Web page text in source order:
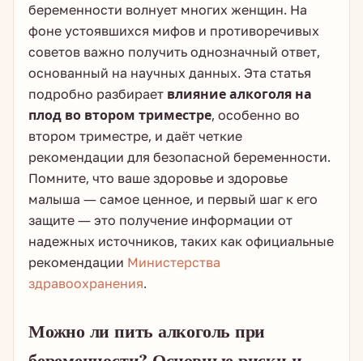
беременности волнует многих женщин. На
фоне устоявшихся мифов и противоречивых
советов важно получить однозначный ответ,
основанный на научных данных. Эта статья
подробно разбирает влияние алкоголя на
плод во втором триместре, особенно во
втором триместре, и даёт четкие
рекомендации для безопасной беременности.
Помните, что ваше здоровье и здоровье
малыша — самое ценное, и первый шаг к его
защите — это получение информации от
надежных источников, таких как официальные
рекомендации Министерства
здравоохранения.
Можно ли пить алкоголь при